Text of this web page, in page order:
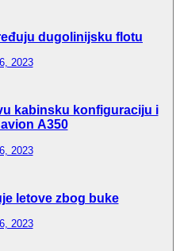
dugolinijsku flotu
2023
kabinsku konfiguraciju i
A350
2023
letove zbog buke
2023